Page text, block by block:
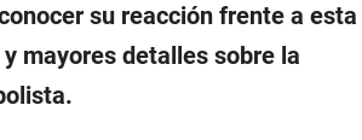
su reacción frente a esta
mayores detalles sobre la